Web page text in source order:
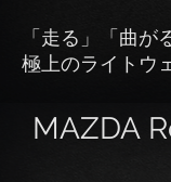
「走る」「曲
極上のライトウ
MAZDA